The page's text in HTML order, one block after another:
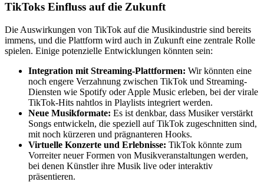
TikToks Einfluss auf die Zukunft
Die Auswirkungen von TikTok auf die Musikindustrie sind bereits
immens, und die Plattform wird auch in Zukunft eine zentrale Rolle
spielen. Einige potenzielle Entwicklungen könnten sein:
Integration mit Streaming-Plattformen: Wir könnten eine
noch engere Verzahnung zwischen TikTok und Streaming-
Diensten wie Spotify oder Apple Music erleben, bei der virale
TikTok-Hits nahtlos in Playlists integriert werden.
Neue Musikformate: Es ist denkbar, dass Musiker verstärkt
Songs entwickeln, die speziell auf TikTok zugeschnitten sind,
mit noch kürzeren und prägnanteren Hooks.
Virtuelle Konzerte und Erlebnisse: TikTok könnte zum
Vorreiter neuer Formen von Musikveranstaltungen werden,
bei denen Künstler ihre Musik live oder interaktiv
präsentieren.